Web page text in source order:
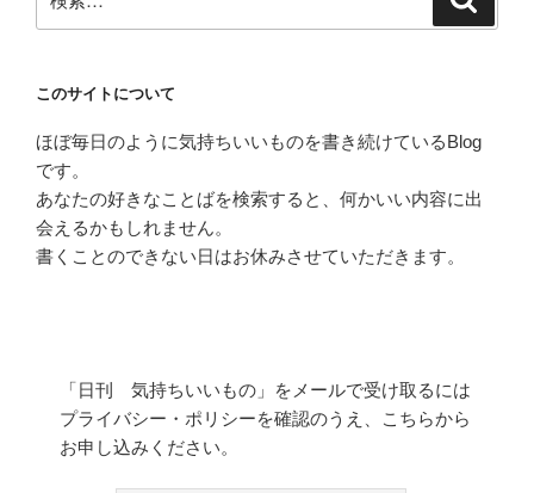
索:
このサイトについて
ほぼ毎日のように気持ちいいものを書き続けているBlog
です。
あなたの好きなことばを検索すると、何かいい内容に出
会えるかもしれません。
書くことのできない日はお休みさせていただきます。
「日刊 気持ちいいもの」をメールで受け取るには
プライバシー・ポリシーを確認のうえ、こちらから
お申し込みください。